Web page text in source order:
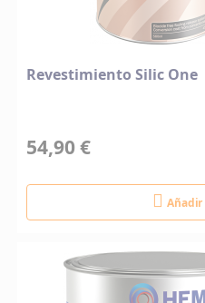
Revestimiento Silic One
54,90 €